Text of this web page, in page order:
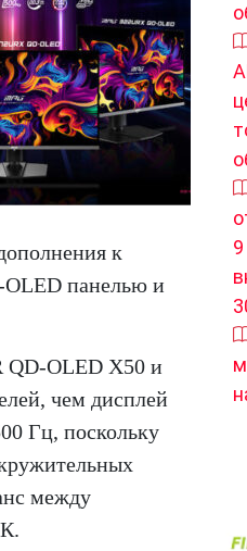
к
панелью и
QD-OLED X50 и
чем дисплей
Гц, поскольку
между